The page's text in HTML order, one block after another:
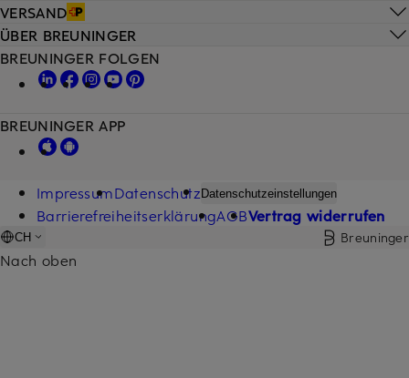
VERSAND
ÜBER BREUNINGER
BREUNINGER FOLGEN
BREUNINGER APP
ImpressumDatenschutzDatenschutzeinstellungen
BarrierefreiheitserklärungAGBVertrag widerrufen
CH Breuninger
Nach oben